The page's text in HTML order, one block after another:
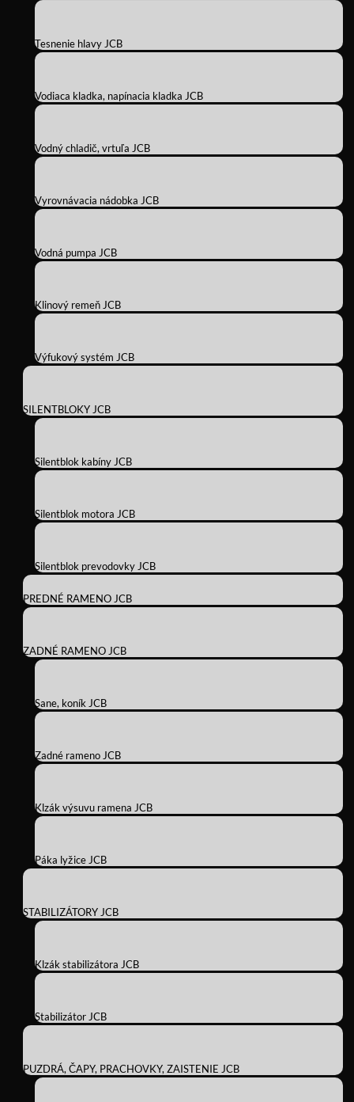
Tesnenie hlavy JCB
Vodiaca kladka, napínacia kladka JCB
Vodný chladič, vrtuľa JCB
Vyrovnávacia nádobka JCB
Vodná pumpa JCB
Klinový remeň JCB
Výfukový systém JCB
SILENTBLOKY JCB
Silentblok kabíny JCB
Silentblok motora JCB
Silentblok prevodovky JCB
PREDNÉ RAMENO JCB
ZADNÉ RAMENO JCB
Sane, koník JCB
Zadné rameno JCB
Klzák výsuvu ramena JCB
Páka lyžice JCB
STABILIZÁTORY JCB
Klzák stabilizátora JCB
Stabilizátor JCB
PUZDRÁ, ČAPY, PRACHOVKY, ZAISTENIE JCB